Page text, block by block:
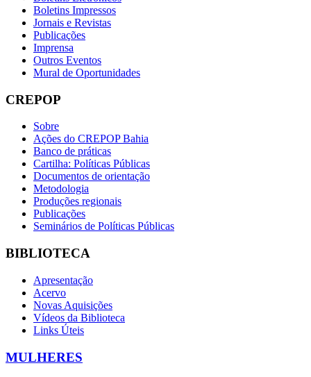
Boletins Impressos
Jornais e Revistas
Publicações
Imprensa
Outros Eventos
Mural de Oportunidades
CREPOP
Sobre
Ações do CREPOP Bahia
Banco de práticas
Cartilha: Políticas Públicas
Documentos de orientação
Metodologia
Produções regionais
Publicações
Seminários de Políticas Públicas
BIBLIOTECA
Apresentação
Acervo
Novas Aquisições
Vídeos da Biblioteca
Links Úteis
MULHERES